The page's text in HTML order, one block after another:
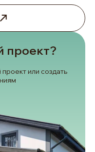
или создать